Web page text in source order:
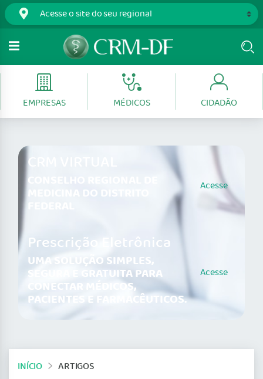
EMPRESAS MÉDICOS CIDADÃO
CRM VIRTUAL
CONSELHO REGIONAL DE
MEDICINA DO DISTRITO Acesse
Prescrição Eletrônica
UMA SOLUÇÃO SIMPLES,
SEGURA E GRATUITA PARA
CONECTAR MÉDICOS,
PACIENTES E FARMACÊUTICOS.
Acesse
INÍCIO ARTIGOS